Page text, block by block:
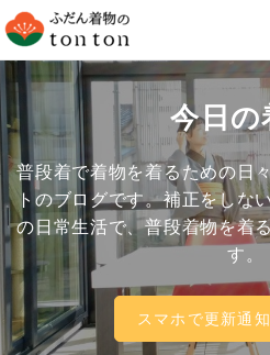
今日の
普段着で着物を着るための日
トのブログです。補正をしな
の日常生活で、普段着物を着
す。
スマホで更新通